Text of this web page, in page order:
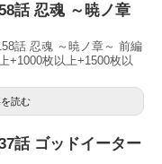
話 忍魂 ～暁ノ章
話 忍魂 ～暁ノ章～ 前編
+1000枚以上+1500枚以
読む
話 ゴッドイーター